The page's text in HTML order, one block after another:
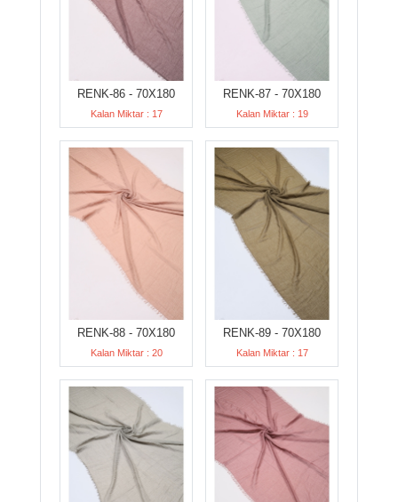
RENK-86 - 70X180
Kalan Miktar : 17
RENK-87 - 70X180
Kalan Miktar : 19
RENK-88 - 70X180
Kalan Miktar : 20
RENK-89 - 70X180
Kalan Miktar : 17